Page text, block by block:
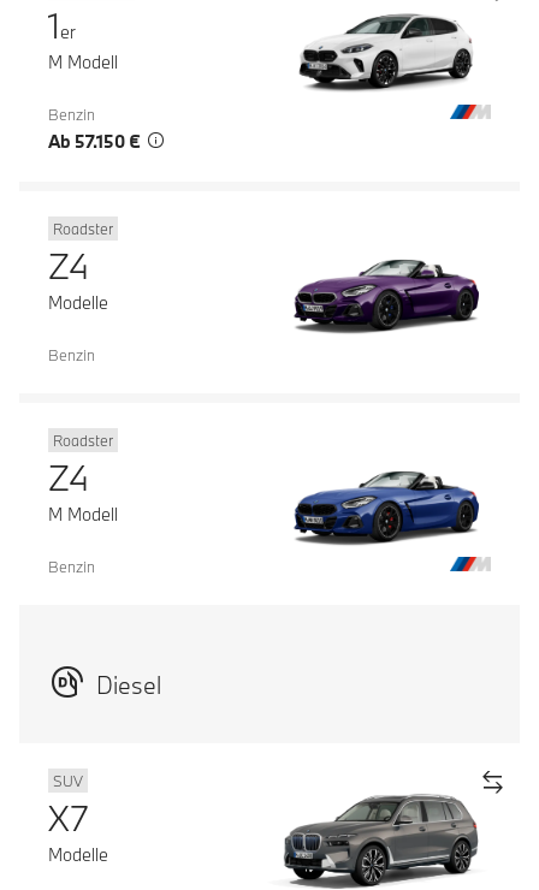
1er
M Modell
Benzin
Ab 57.150 €
Roadster
Z4
Modelle
Benzin
Roadster
Z4
M Modell
Benzin
Diesel
SUV
X7
Modelle